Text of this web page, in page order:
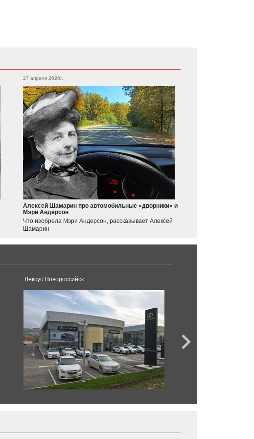
27 апреля 2026г.
Алексей Шамарин про автомобильные «дворники» и
Мэри Андерсон
Что изобрела Мэри Андерсон, рассказывает Алексей
Шамарин
Лексус Новороссийск.